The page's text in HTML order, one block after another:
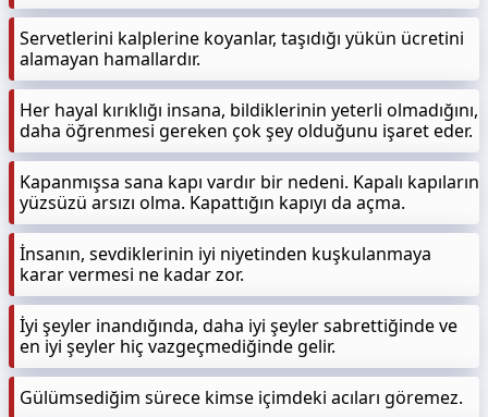
Servetlerini kalplerine koyanlar, taşıdığı yükün ücretini
alamayan hamallardır.
Her hayal kırıklığı insana, bildiklerinin yeterli olmadığını,
daha öğrenmesi gereken çok şey olduğunu işaret eder.
Kapanmışsa sana kapı vardır bir nedeni. Kapalı kapıların
yüzsüzü arsızı olma. Kapattığın kapıyı da açma.
İnsanın, sevdiklerinin iyi niyetinden kuşkulanmaya
karar vermesi ne kadar zor.
İyi şeyler inandığında, daha iyi şeyler sabrettiğinde ve
en iyi şeyler hiç vazgeçmediğinde gelir.
Gülümsediğim sürece kimse içimdeki acıları göremez.